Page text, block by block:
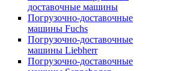
доставочные машины
Погрузочно-доставочные
машины Fuchs
Погрузочно-доставочные
машины Liebherr
Погрузочно-доставочные